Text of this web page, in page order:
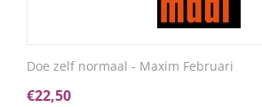
Doe zelf normaal - Maxim Februari
€22,50